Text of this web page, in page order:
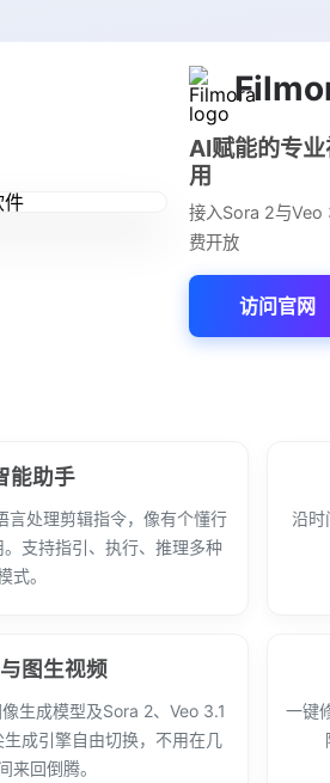
AI赋能的专
用
接入Sora 2与Veo
费开放
访问官网
能助手
言处理剪辑指令，像有个懂行
支持指引、执行、推理多种
式。
沿时
图生视频
生成模型及Sora 2、Veo 3.1
成引擎自由切换，不用在几
来回倒腾。
一键